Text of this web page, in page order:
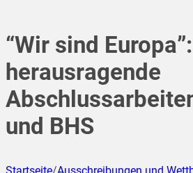
“Wir sind
herausragende
und BHS